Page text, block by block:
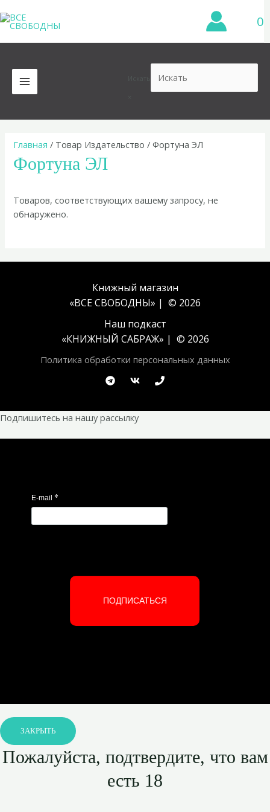
к
содержимому
0
MAIN
MENU
Главная / Товар Издательство / Фортуна ЭЛ
Фортуна ЭЛ
Товаров, соответствующих вашему запросу, не
обнаружено.
Книжный магазин
«ВСЕ СВОБОДНЫ» | © 2026
Наш подкаст
«КНИЖНЫЙ САБРАЖ» | © 2026
Политика обработки персональных данных
Подпишитесь на нашу рассылку
E-mail *
ПОДПИСАТЬСЯ
ЗАКРЫТЬ
Пожалуйста, подтвердите, что вам
есть 18